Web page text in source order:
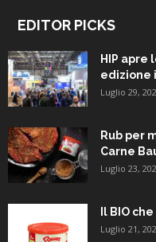
EDITOR PICKS
HIP apre
edizione
Luglio 29,
Rub per
Carne
Luglio 23,
Il BIO
Luglio 21,